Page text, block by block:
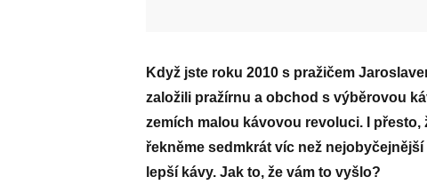
Když jste roku 2010 s pražičem
založili pražírnu a obchod s výběrovou
zemích malou kávovou revoluci. I
řekněme sedmkrát víc než
lepší kávy. Jak to, že vám to vyšlo?